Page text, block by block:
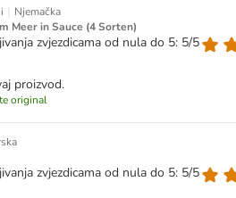
| Njemačka
Meer in Sauce (4 Sorten)
zvjezdicama od nula do 5: 5/5
proizvod.
original
zvjezdicama od nula do 5: 5/5